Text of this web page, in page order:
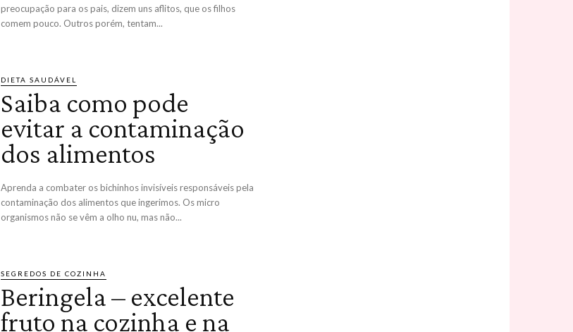
preocupação para os pais, dizem uns aflitos, que os filhos
comem pouco. Outros porém, tentam...
DIETA SAUDÁVEL
Saiba como pode
evitar a contaminação
dos alimentos
Aprenda a combater os bichinhos invisíveis responsáveis pela
contaminação dos alimentos que ingerimos. Os micro
organismos não se vêm a olho nu, mas não...
SEGREDOS DE COZINHA
Beringela – excelente
fruto na cozinha e na